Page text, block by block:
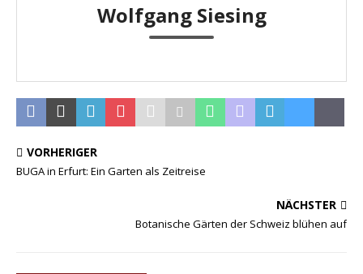
Wolfgang Siesing
VORHERIGER
BUGA in Erfurt: Ein Garten als Zeitreise
NÄCHSTER
Botanische Gärten der Schweiz blühen auf